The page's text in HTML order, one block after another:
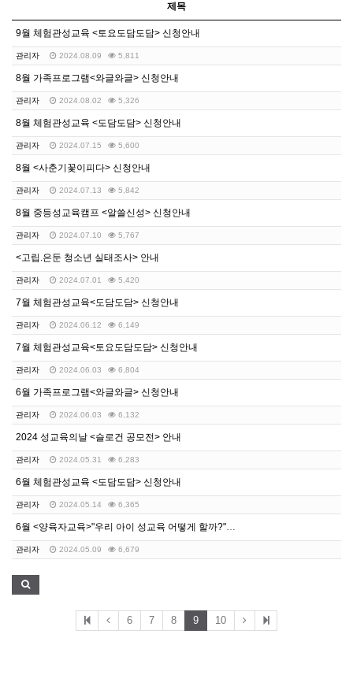
제목
9월 체험관성교육 <토요도담도담> 신청안내
관리자 2024.08.09 5,811
8월 가족프로그램<와글와글> 신청안내
관리자 2024.08.02 5,326
8월 체험관성교육 <도담도담> 신청안내
관리자 2024.07.15 5,600
8월 <사춘기꽃이피다> 신청안내
관리자 2024.07.13 5,842
8월 중등성교육캠프 <알쓸신성> 신청안내
관리자 2024.07.10 5,767
<고립.은둔 청소년 실태조사> 안내
관리자 2024.07.01 5,420
7월 체험관성교육<도담도담> 신청안내
관리자 2024.06.12 6,149
7월 체험관성교육<토요도담도담> 신청안내
관리자 2024.06.03 6,804
6월 가족프로그램<와글와글> 신청안내
관리자 2024.06.03 6,132
2024 성교육의날 <슬로건 공모전> 안내
관리자 2024.05.31 6,283
6월 체험관성교육 <도담도담> 신청안내
관리자 2024.05.14 6,365
6월 <양육자교육>"우리 아이 성교육 어떻게 할까?" …
관리자 2024.05.09 6,679
6 7 8 9 10